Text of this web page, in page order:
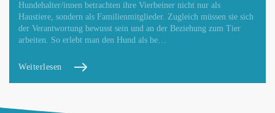
Hundehalter/innen betrachten ihre Vierbeiner nicht nur als
Haustiere, sondern als Familienmitglieder. Zugleich müssen sie sich
der Verantwortung bewusst sein und an der Beziehung zum Tier
arbeiten. So erlebt man den Hund als be…
Weiterlesen